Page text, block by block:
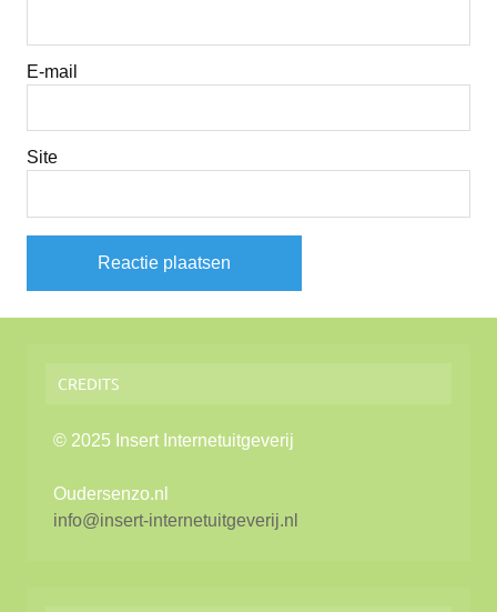
E-mail
Site
CREDITS
© 2025 Insert Internetuitgeverij
Oudersenzo.nl
info@insert-internetuitgeverij.nl